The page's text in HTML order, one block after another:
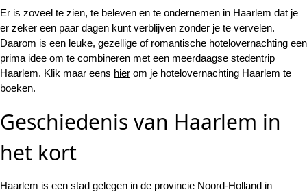
Er is zoveel te zien, te beleven en te ondernemen in Haarlem dat je
er zeker een paar dagen kunt verblijven zonder je te vervelen.
Daarom is een leuke, gezellige of romantische hotelovernachting een
prima idee om te combineren met een meerdaagse stedentrip
Haarlem. Klik maar eens hier om je hotelovernachting Haarlem te
boeken.
Geschiedenis van Haarlem in
het kort
Haarlem is een stad gelegen in de provincie Noord-Holland in